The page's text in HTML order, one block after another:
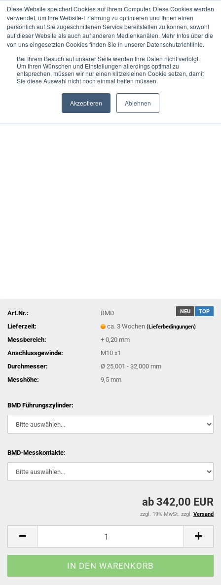
Diese Website speichert Cookies auf Ihrem Computer. Diese Cookies werden
verwendet, um Ihre Website-Erfahrung zu optimieren und Ihnen einen
persönlich auf Sie zugeschnittenen Service bereitstellen zu können, sowohl
auf dieser Website als auch auf anderen Medienkanälen. Mehr Infos über die
von uns eingesetzten Cookies finden Sie in unserer Datenschutzrichtlinie.
Bei Ihrem Besuch auf unserer Seite werden Ihre Daten nicht verfolgt.
Um Ihren Wünschen und Einstellungen allerdings optimal zu
entsprechen, müssen wir nur einen klitzekleinen Cookie setzen, damit
Sie diese Auswahl nicht noch einmal treffen müssen.
Akzeptieren Ablehnen
« Erster « zurück weiter »
Letzter »
DIATEST Bohrungsmessdorn Ø 25,001 - 32,000 mm -
Durchgangsbohrung D10
NEU TOP
Art.Nr.:
BMD
Lieferzeit:
ca. 3 Wochen(Lieferbedingungen)
Messbereich:
+ 0,20 mm
Anschlussgewinde:
M10 x1
Durchmesser:
Ø 25,001 - 32,000 mm
Messhöhe:
9,5 mm
BMD Führungszylinder:
BMD-Messkontakte:
ab 342,00 EUR
zzgl. 19% MwSt. zzgl. Versand